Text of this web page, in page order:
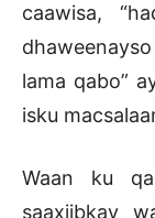
caawisa,
lama qabo”
isku
Waan ku
saaxiibkay